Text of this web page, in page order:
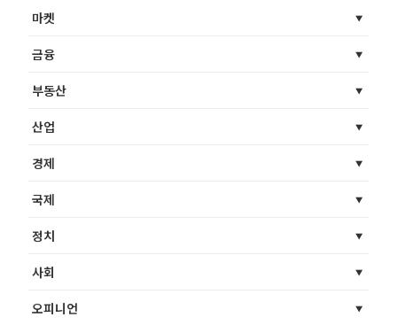
마켓
금융
부동산
산업
경제
국제
정치
사회
오피니언